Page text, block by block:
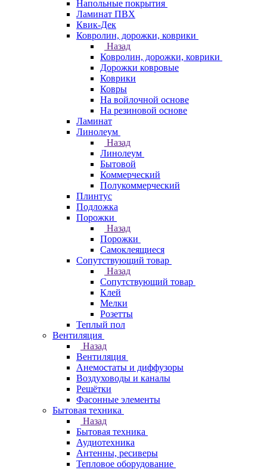
Напольные покрытия
Ламинат ПВХ
Квик-Дек
Ковролин, дорожки, коврики
Назад
Ковролин, дорожки, коврики
Дорожки ковровые
Коврики
Ковры
На войлочной основе
На резиновой основе
Ламинат
Линолеум
Назад
Линолеум
Бытовой
Коммерческий
Полукоммерческий
Плинтус
Подложка
Порожки
Назад
Порожки
Самоклеящиеся
Сопутствующий товар
Назад
Сопутствующий товар
Клей
Мелки
Розетты
Теплый пол
Вентиляция
Назад
Вентиляция
Анемостаты и диффузоры
Воздуховоды и каналы
Решётки
Фасонные элементы
Бытовая техника
Назад
Бытовая техника
Аудиотехника
Антенны, ресиверы
Тепловое оборудование